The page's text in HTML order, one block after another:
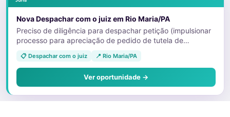
Nova Despachar com o juiz em Rio Maria/PA
Preciso de diligência para despachar petição (impulsionar
processo para apreciação de pedido de tutela de
📋 Despachar com o juiz 📍 Rio Maria/PA
Ver oportunidade →